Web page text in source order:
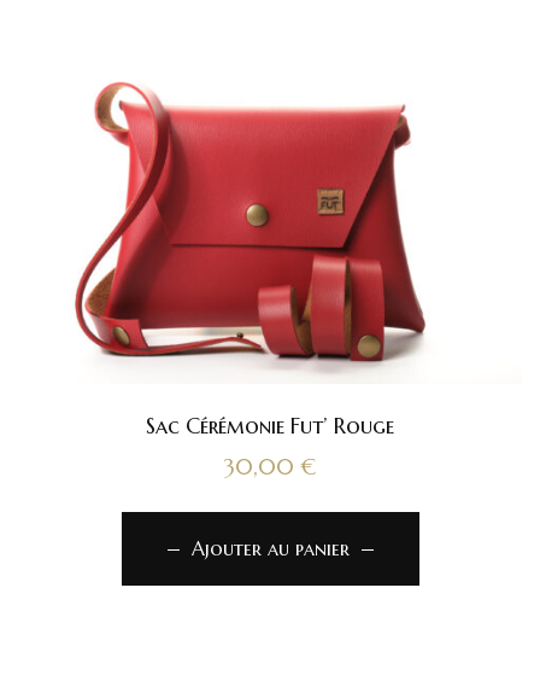
Sac Cérémonie Fut’ Rouge
30,00 €
Ajouter au panier